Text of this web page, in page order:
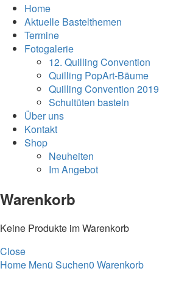
Home
Aktuelle Bastelthemen
Termine
Fotogalerie
12. Quilling Convention
Quilling PopArt-Bäume
Quilling Convention 2019
Schultüten basteln
Über uns
Kontakt
Shop
Neuheiten
Im Angebot
Warenkorb
Keine Produkte im Warenkorb
Close
Home Menü Suchen0 Warenkorb